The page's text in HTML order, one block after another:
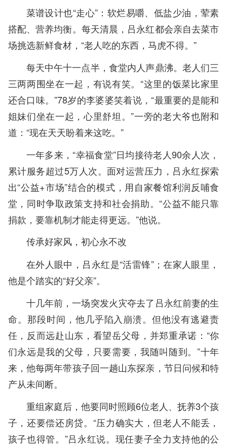
菜谱设计也“走心”：软烂易嚼、低盐少油，荤素
搭配、营养均衡。每天清晨，吕永红都会亲自去菜市
场挑选新鲜食材，“老人吃的东西，马虎不得。”
每天中午十一点半，食堂内人声鼎沸。老人们三
三两两围坐在一起，有说有笑。“这里的饭菜比家里
还合口味。”78岁的李婆婆笑着说，“最重要的是能和
姐妹们坐在一起，心里舒坦。”一旁的老大爷也附和
道：“现在天天盼着来这吃。”
一年多来，“幸福食堂”日均接待老人90余人次，
累计服务超过5万人次。面对运营压力，吕永红探索
出“公益+市场”结合的模式，用自家餐馆利润反哺食
堂，同时争取政策支持和社会捐助。“公益不能只靠
捐款，要靠机制才能走得更远。”他说。
传承好家风，初心永不改
在外人眼中，吕永红是“活雷锋”；在家人眼里，
他是个踏实的“好父亲”。
十几年前，一场突发火灾夺去了吕永红前妻的生
命。那段时间，他几乎陷入崩溃。但他没有逃避责
任，反而远赴山东，看望岳父母，并郑重承诺：“你
们永远是我的父母，只要需要，我随叫随到。”十年
来，他每两年带孩子回一趟山东探亲，节日问候和特
产从未间断。
重组家庭后，他要同时照顾6位老人、抚养3个孩
子，还要偿还房贷。“压力确实大，但老人不能丢，
孩子也得管。”吕永红说。现任妻子全力支持他的公